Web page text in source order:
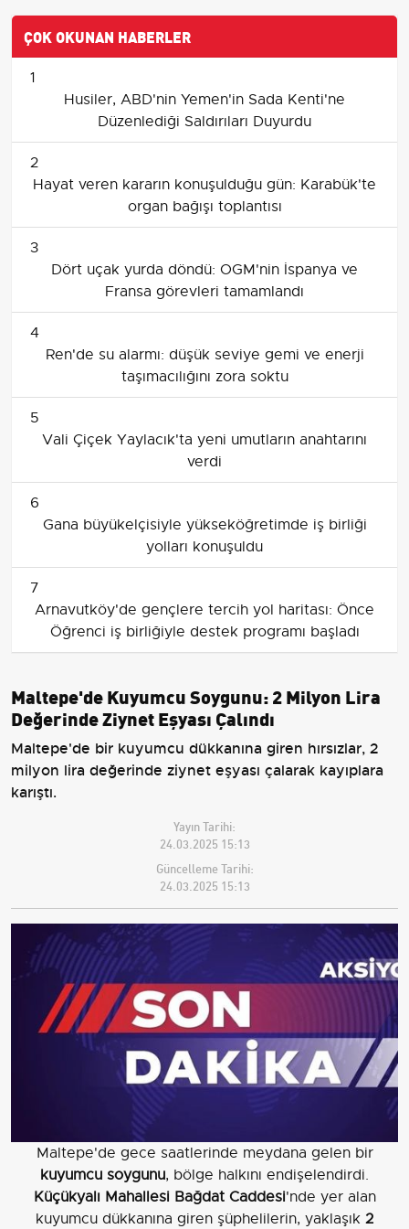
ÇOK OKUNAN HABERLER
1
Husiler, ABD'nin Yemen'in Sada Kenti'ne
Düzenlediği Saldırıları Duyurdu
2
Hayat veren kararın konuşulduğu gün: Karabük'te
organ bağışı toplantısı
3
Dört uçak yurda döndü: OGM'nin İspanya ve
Fransa görevleri tamamlandı
4
Ren'de su alarmı: düşük seviye gemi ve enerji
taşımacılığını zora soktu
5
Vali Çiçek Yaylacık'ta yeni umutların anahtarını
verdi
6
Gana büyükelçisiyle yükseköğretimde iş birliği
yolları konuşuldu
7
Arnavutköy'de gençlere tercih yol haritası: Önce
Öğrenci iş birliğiyle destek programı başladı
Maltepe'de Kuyumcu Soygunu: 2 Milyon Lira
Değerinde Ziynet Eşyası Çalındı
Maltepe'de bir kuyumcu dükkanına giren hırsızlar, 2
milyon lira değerinde ziynet eşyası çalarak kayıplara
karıştı.
Yayın Tarihi:
24.03.2025 15:13
Güncelleme Tarihi:
24.03.2025 15:13
Maltepe'de gece saatlerinde meydana gelen bir
kuyumcu soygunu, bölge halkını endişelendirdi.
Küçükyalı Mahallesi Bağdat Caddesi'nde yer alan
kuyumcu dükkanına giren şüphelilerin, yaklaşık 2